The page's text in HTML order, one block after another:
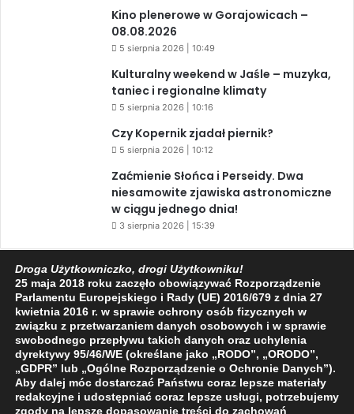
Kino plenerowe w Gorajowicach –
08.08.2026
5 sierpnia 2026 | 10:49
Kulturalny weekend w Jaśle – muzyka,
taniec i regionalne klimaty
5 sierpnia 2026 | 10:16
Czy Kopernik zjadał piernik?
5 sierpnia 2026 | 10:12
Zaćmienie Słońca i Perseidy. Dwa
niesamowite zjawiska astronomiczne
w ciągu jednego dnia!
3 sierpnia 2026 | 15:39
Facebook
X YouTube
2009 - 2026 © Wszelkie prawa zastrzeżone
O NAS
REDAKCJA POLITYKA PRYWATNOŚCI
Droga Użytkowniczko, drogi Użytkowniku!
25 maja 2018 roku zaczęło obowiązywać Rozporządzenie
Parlamentu Europejskiego i Rady (UE) 2016/679 z dnia 27
kwietnia 2016 r. w sprawie ochrony osób fizycznych w
związku z przetwarzaniem danych osobowych i w sprawie
swobodnego przepływu takich danych oraz uchylenia
dyrektywy 95/46/WE (określane jako „RODO”, „ORODO”,
„GDPR” lub „Ogólne Rozporządzenie o Ochronie Danych”).
Aby dalej móc dostarczać Państwu coraz lepsze materiały
redakcyjne i udostępniać coraz lepsze usługi, potrzebujemy
zgody na lepsze dopasowanie treści do zachowań